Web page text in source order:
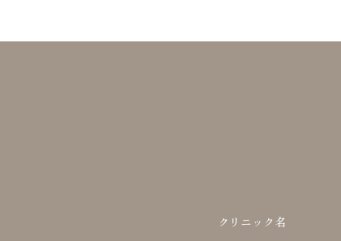
クリニック名